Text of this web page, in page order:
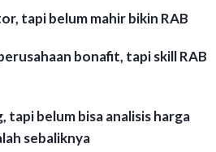
tapi belum mahir bikin RAB
bonafit, tapi skill RAB
tapi belum bisa analisis harga
sebaliknya